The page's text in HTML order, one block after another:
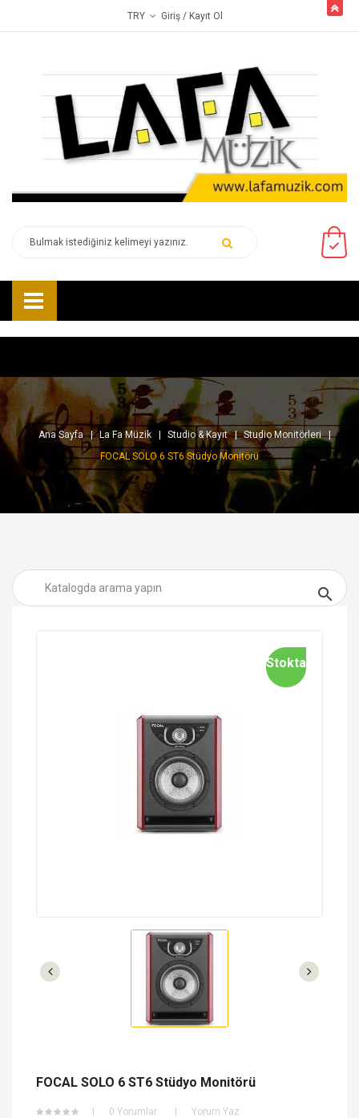
TRY Giriş / Kayıt Ol
Ana Sayfa La Fa Müzik Studio & Kayıt
Studio Monitörleri
FOCAL SOLO 6 ST6 Stüdyo Monitörü

Stokta
FOCAL SOLO 6 ST6 Stüdyo Monitörü
0 Yorumlar Yorum Yaz